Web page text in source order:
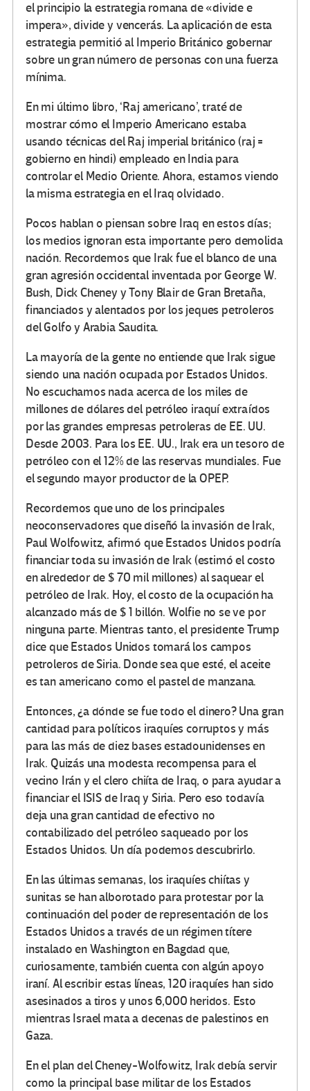
el principio la estrategia romana de «divide e
impera», divide y vencerás. La aplicación de esta
estrategia permitió al Imperio Británico gobernar
sobre un gran número de personas con una fuerza
mínima.
En mi último libro, ‘Raj americano’, traté de
mostrar cómo el Imperio Americano estaba
usando técnicas del Raj imperial británico (raj =
gobierno en hindi) empleado en India para
controlar el Medio Oriente. Ahora, estamos viendo
la misma estrategia en el Iraq olvidado.
Pocos hablan o piensan sobre Iraq en estos días;
los medios ignoran esta importante pero demolida
nación. Recordemos que Irak fue el blanco de una
gran agresión occidental inventada por George W.
Bush, Dick Cheney y Tony Blair de Gran Bretaña,
financiados y alentados por los jeques petroleros
del Golfo y Arabia Saudita.
La mayoría de la gente no entiende que Irak sigue
siendo una nación ocupada por Estados Unidos.
No escuchamos nada acerca de los miles de
millones de dólares del petróleo iraquí extraídos
por las grandes empresas petroleras de EE. UU.
Desde 2003. Para los EE. UU., Irak era un tesoro de
petróleo con el 12% de las reservas mundiales. Fue
el segundo mayor productor de la OPEP.
Recordemos que uno de los principales
neoconservadores que diseñó la invasión de Irak,
Paul Wolfowitz, afirmó que Estados Unidos podría
financiar toda su invasión de Irak (estimó el costo
en alrededor de $ 70 mil millones) al saquear el
petróleo de Irak. Hoy, el costo de la ocupación ha
alcanzado más de $ 1 billón. Wolfie no se ve por
ninguna parte. Mientras tanto, el presidente Trump
dice que Estados Unidos tomará los campos
petroleros de Siria. Donde sea que esté, el aceite
es tan americano como el pastel de manzana.
Entonces, ¿a dónde se fue todo el dinero? Una gran
cantidad para políticos iraquíes corruptos y más
para las más de diez bases estadounidenses en
Irak. Quizás una modesta recompensa para el
vecino Irán y el clero chiíta de Iraq, o para ayudar a
financiar el ISIS de Iraq y Siria. Pero eso todavía
deja una gran cantidad de efectivo no
contabilizado del petróleo saqueado por los
Estados Unidos. Un día podemos descubrirlo.
En las últimas semanas, los iraquíes chiítas y
sunitas se han alborotado para protestar por la
continuación del poder de representación de los
Estados Unidos a través de un régimen títere
instalado en Washington en Bagdad que,
curiosamente, también cuenta con algún apoyo
iraní. Al escribir estas líneas, 120 iraquíes han sido
asesinados a tiros y unos 6,000 heridos. Esto
mientras Israel mata a decenas de palestinos en
Gaza.
En el plan del Cheney-Wolfowitz, Irak debía servir
como la principal base militar de los Estados